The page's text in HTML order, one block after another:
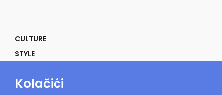
CULTURE
STYLE
POWER
Kolačići